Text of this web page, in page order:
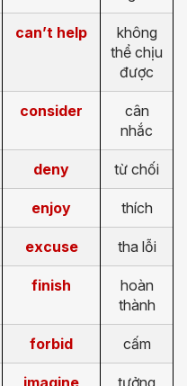
can’t help
không
thể chịu
được
consider
cân
nhắc
deny từ chối
enjoy thích
excuse tha lỗi
finish
hoàn
thành
forbid cấm
imagine
tưởng